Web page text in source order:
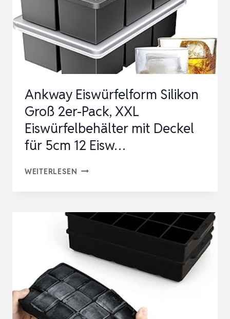
EISWÜRFELSCHALE,
UADRATISCHE E
ISWÜRFEL …
Ankway Eiswürfelform Silikon
Groß 2er-Pack, XXL
Eiswürfelbehälter mit Deckel
für 5cm 12 Eisw…
WEITERLESEN ANKWAY
GROSS 2
XL E
ISWÜRFELBEHÄLTER M
IT D
ECKEL F